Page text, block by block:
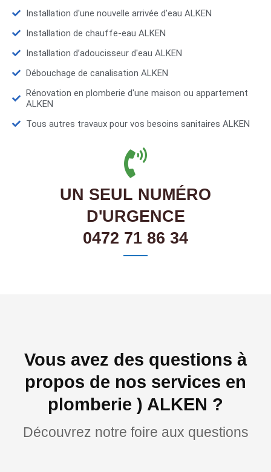
Installation d'une nouvelle arrivée d'eau ALKEN
Installation de chauffe-eau ALKEN
Installation d’adoucisseur d'eau ALKEN
Débouchage de canalisation ALKEN
Rénovation en plomberie d'une maison ou appartement
ALKEN
Tous autres travaux pour vos besoins sanitaires ALKEN
UN SEUL NUMÉRO
D'URGENCE
0472 71 86 34
Vous avez des questions à
propos de nos services en
plomberie ) ALKEN ?
Découvrez notre foire aux questions